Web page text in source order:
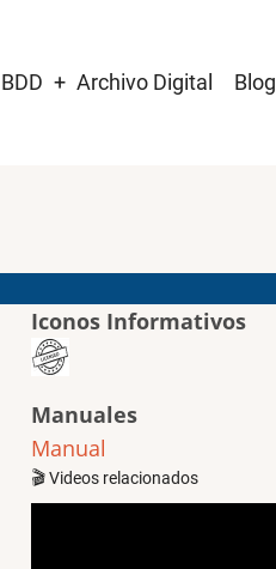
BDD Archivo Digital Blog
Iconos Informativos
Manuales
Manual
🎬 Videos relacionados